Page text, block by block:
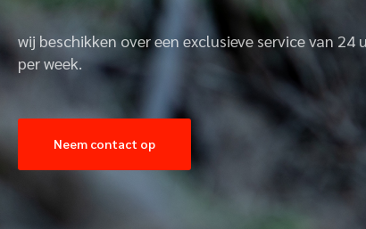
wij beschikken over een exclusieve service van 24
per week.
Neem contact op